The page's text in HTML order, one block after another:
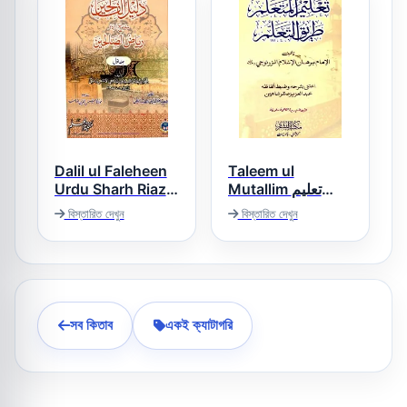
Dalil ul Faleheen
Urdu Sharh Riaz
Us Saleheen دلیل
الفالحین اردو شرح
ریاض الصالحین
বিস্তারিত দেখুন
Taleem ul
Mutallim تعلیم
المتعلم
বিস্তারিত দেখুন
সব কিতাব একই ক্যাটাগরি